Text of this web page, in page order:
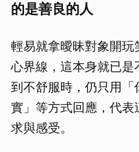
的是善良的人
輕易就拿曖昧對象開
心界線，這本身就已
到不舒服時，仍只用
實」等方式回應，代
求與感受。